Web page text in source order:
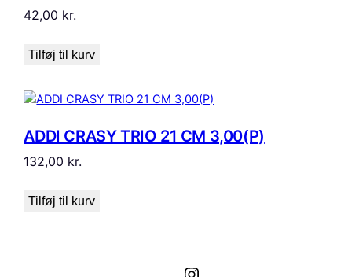
42,00 kr.
Tilføj til kurv
ADDI CRASY TRIO 21 CM 3,00(P)
132,00 kr.
Tilføj til kurv